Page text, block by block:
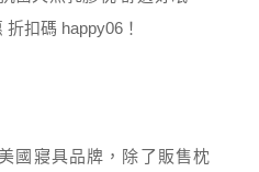
國寢具品牌，除了販售枕